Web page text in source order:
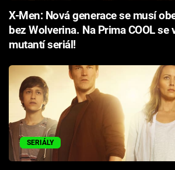
X-Men: Nová generace se musí
bez Wolverina. Na Prima COOL
mutantí seriál!
SERIÁLY